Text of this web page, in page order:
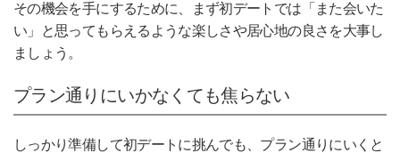
その機会を手にするために、まず初デートでは「また会いた
い」と思ってもらえるような楽しさや居心地の良さを大事し
ましょう。
プラン通りにいかなくても焦らない
しっかり準備して初デートに挑んでも、プラン通りにいくと